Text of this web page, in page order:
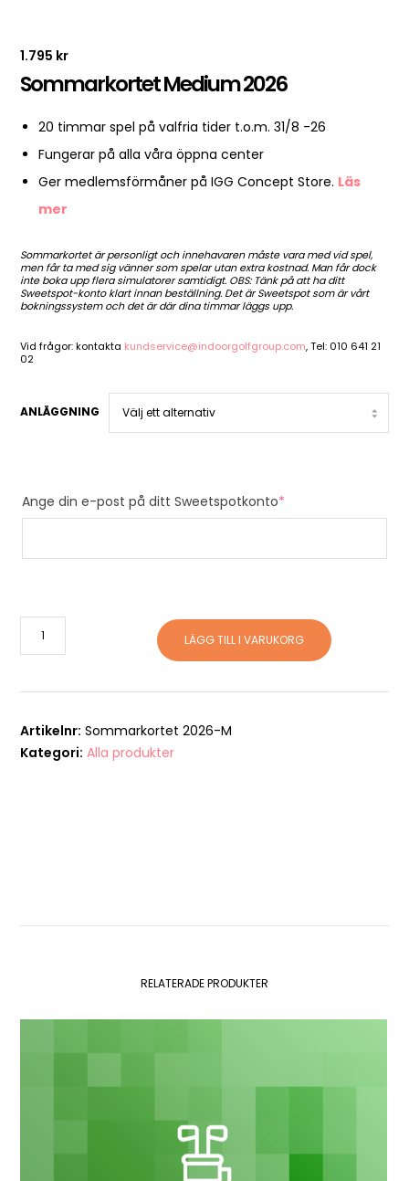
1.795 kr
Sommarkortet Medium 2026
20 timmar spel på valfria tider t.o.m. 31/8 -26
Fungerar på alla våra öppna center
Ger medlemsförmåner på IGG Concept Store. Läs
mer
Sommarkortet är personligt och innehavaren måste vara med vid spel,
men får ta med sig vänner som spelar utan extra kostnad. Man får dock
inte boka upp flera simulatorer samtidigt. OBS: Tänk på att ha ditt
Sweetspot-konto klart innan beställning. Det är Sweetspot som är vårt
bokningssystem och det är där dina timmar läggs upp.
Vid frågor: kontakta kundservice@indoorgolfgroup.com, Tel: 010 641 21
02
ANLÄGGNING
Ange din e-post på ditt Sweetspotkonto*
Medium
2026
LÄGG TILL I VARUKORG
Artikelnr: Sommarkortet 2026-M
Kategori: Alla produkter
RELATERADE PRODUKTER